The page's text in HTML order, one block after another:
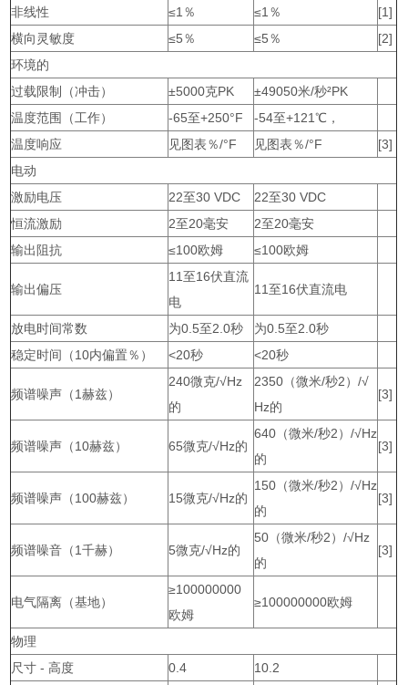
非线性 ≤1％ ≤1％
[1]
横向灵敏度
≤5％ ≤5％
[2]
环境的
过载限制（冲击）
±5000克PK
±49050米/秒²PK
温度范围（工作）
-65至+250°F
-54至+121℃，
温度响应
见图表％/°F 见图表％/°F
[3]
电动
激励电压
22至30 VDC
22至30 VDC
恒流激励
2至20毫安
2至20毫安
输出阻抗
≤100欧姆 ≤100欧姆
输出偏压
11至16伏直流
电
11至16伏直流电
放电时间常数 为0.5至2.0秒
为0.5至2.0秒
稳定时间（10内偏置％）
<20秒 <20秒
频谱噪声（1赫兹）
240微克/√Hz
的
2350（微米/秒2）/√
Hz的
[3]
频谱噪声（10赫兹） 65微克/√Hz的
640（微米/秒2）/√Hz
的
[3]
频谱噪声（100赫兹） 15微克/√Hz的
150（微米/秒2）/√Hz
的
[3]
频谱噪音（1千赫） 5微克/√Hz的
50（微米/秒2）/√Hz
的
[3]
电气隔离（基地）
≥100000000
欧姆
≥100000000欧姆
物理
尺寸 - 高度
0.4
10.2